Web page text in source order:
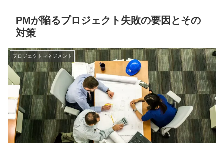
PMが陥るプロジェクト失敗の要因とその
対策
プロジェクトマネジメント